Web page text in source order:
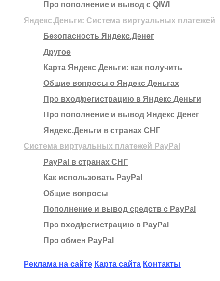
Про пополнение и вывод с QIWI
Яндекс.Деньги: Система виртуальных платежей
Безопасность Яндекс.Денег
Другое
Карта Яндекс Деньги: как получить
Общие вопросы о Яндекс Деньгах
Про вход/регистрацию в Яндекс Деньги
Про пополнение и вывод Яндекс Денег
Яндекс.Деньги в странах СНГ
Система виртуальных платежей PayPal
PayPal в странах СНГ
Как использовать PayPal
Общие вопросы
Пополнение и вывод средств с PayPal
Про вход/регистрацию в PayPal
Про обмен PayPal
Реклама на сайте Карта сайта Контакты